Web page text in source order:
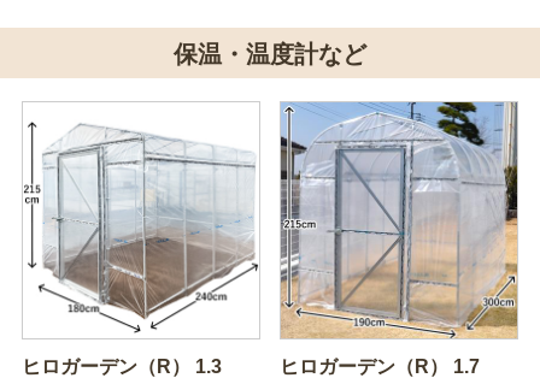
保温・温度計など
ヒロガーデン（R） 1.3 ヒロガーデン（R） 1.7